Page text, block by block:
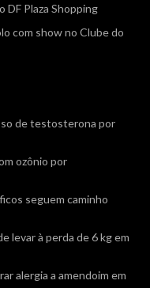
DF Plaza Shopping
com show no Clube do
de testosterona por
ozônio por
seguem caminho
levar à perda de 6 kg em
alergia a amendoim em